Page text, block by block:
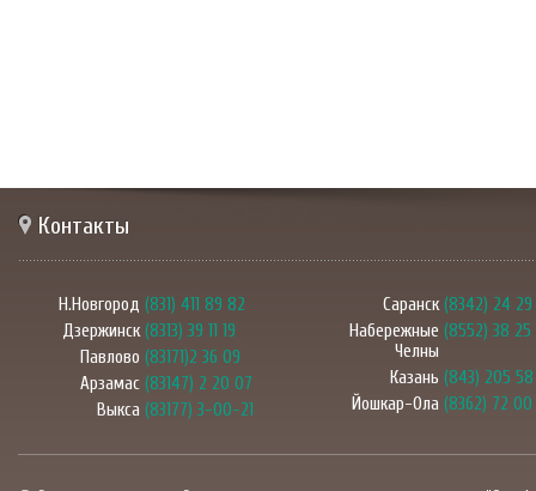
Контакты
Н.Новгород (831) 411 89 82
Дзержинск(8313) 39 11 19
Павлово (83171)2 36 09
Арзамас (83147) 2 20 07
Выкса (83177) 3-00-21
Саранск(8342) 24 29
Набережные
Челны
(8552) 38 25
Казань (843) 205
Йошкар-Ола (8362) 72 00